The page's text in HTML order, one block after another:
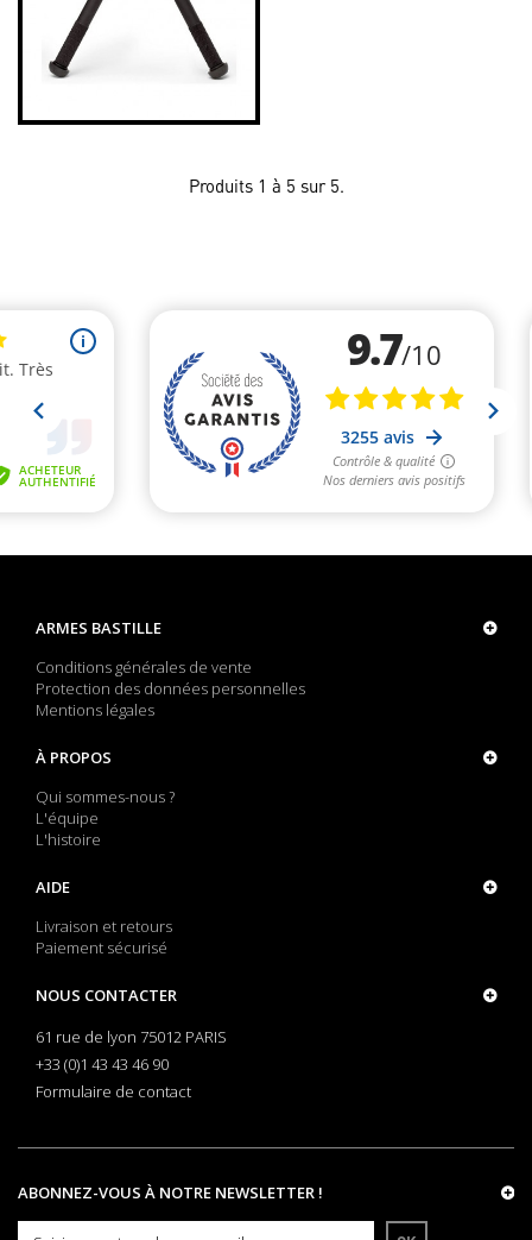
Produits 1 à 5 sur 5.
ARMES BASTILLE
Conditions générales de vente
Protection des données personnelles
Mentions légales
À PROPOS
Qui sommes-nous ?
L'équipe
L'histoire
AIDE
Livraison et retours
Paiement sécurisé
NOUS CONTACTER
61 rue de lyon 75012 PARIS
+33 (0)1 43 43 46 90
Formulaire de contact
ABONNEZ-VOUS À NOTRE NEWSLETTER !